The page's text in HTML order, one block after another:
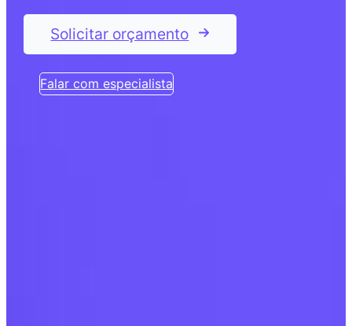
Solicitar orçamento
Falar com especialista